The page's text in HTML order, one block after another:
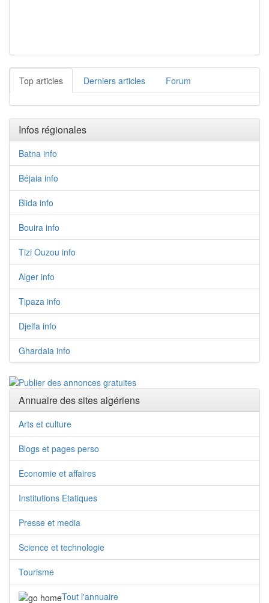
Top articles Derniers articles Forum
Infos régionales
Batna info
Béjaia info
Blida info
Bouira info
Tizi Ouzou info
Alger info
Tipaza info
Djelfa info
Ghardaia info
Annuaire des sites algériens
Arts et culture
Blogs et pages perso
Economie et affaires
Institutions Etatiques
Presse et media
Science et technologie
Tourisme
Tout l'annuaire